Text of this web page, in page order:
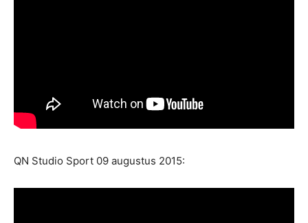
QN Studio Sport 09 augustus 2015: